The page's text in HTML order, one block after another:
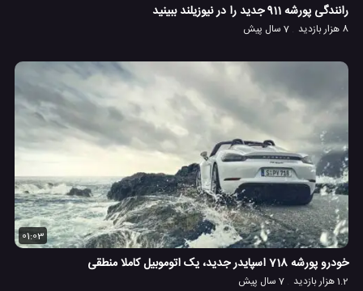
رانندگی پورشه 911 جدید را در نیوزیلند ببینید
8 هزار بازدید 7 سال پیش
01:03
خودرو پورشه 718 اسپایدر جدید، یک اتوموبیل کاملا منطقی
1.2 هزار بازدید 7 سال پیش